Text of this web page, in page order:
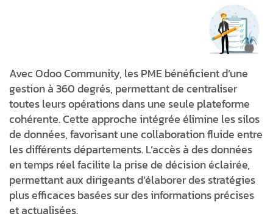
Avec Odoo Community, les PME bénéficient d’une
gestion à 360 degrés, permettant de centraliser
toutes leurs opérations dans une seule plateforme
cohérente. Cette approche intégrée élimine les silos
de données, favorisant une collaboration fluide entre
les différents départements. L’accès à des données
en temps réel facilite la prise de décision éclairée,
permettant aux dirigeants d’élaborer des stratégies
plus efficaces basées sur des informations précises
et actualisées.